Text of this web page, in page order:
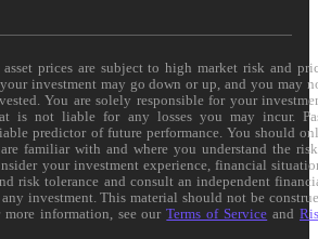
prices are subject to high market risk and
investment may go down or up, and you may
You are solely responsible for your
is not liable for any losses you may incur.
predictor of future performance. You should
familiar with and where you understand the
your investment experience, financial
risk tolerance and consult an independent
investment. This material should not be
information, see ourTerms of Service and